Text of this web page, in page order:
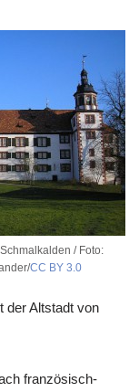
/ Foto:
CC BY 3.0
der Altstadt von
französisch-